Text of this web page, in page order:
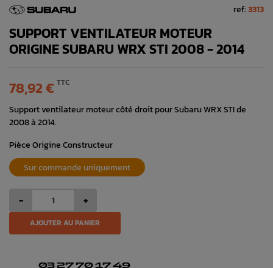
ref:3313
SUPPORT VENTILATEUR MOTEUR
ORIGINE SUBARU WRX STI 2008 - 2014
78,92 € TTC
Support ventilateur moteur côté droit pour Subaru WRX STI de
2008 à 2014.
Pièce Origine Constructeur
Sur commande uniquement
- +
AJOUTER AU PANIER
03 27 70 17 49